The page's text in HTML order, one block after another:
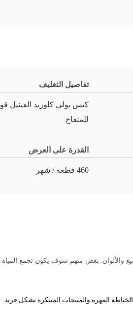
تفاصيل التغليف
كيس بولي كلوريد الفينيل
للمنفاخ
القدرة على العرض
460 قطعة / شهر
والألوان. بعض منهم سوف يكون تجمع المياه